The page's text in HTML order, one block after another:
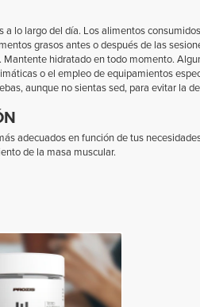
a lo largo del día. Los alimentos
grasos antes o después de las
hidratado en todo momento.
o el empleo de equipamientos
aunque no sientas sed, para evitar la
adecuados en función de tus
de la masa muscular.